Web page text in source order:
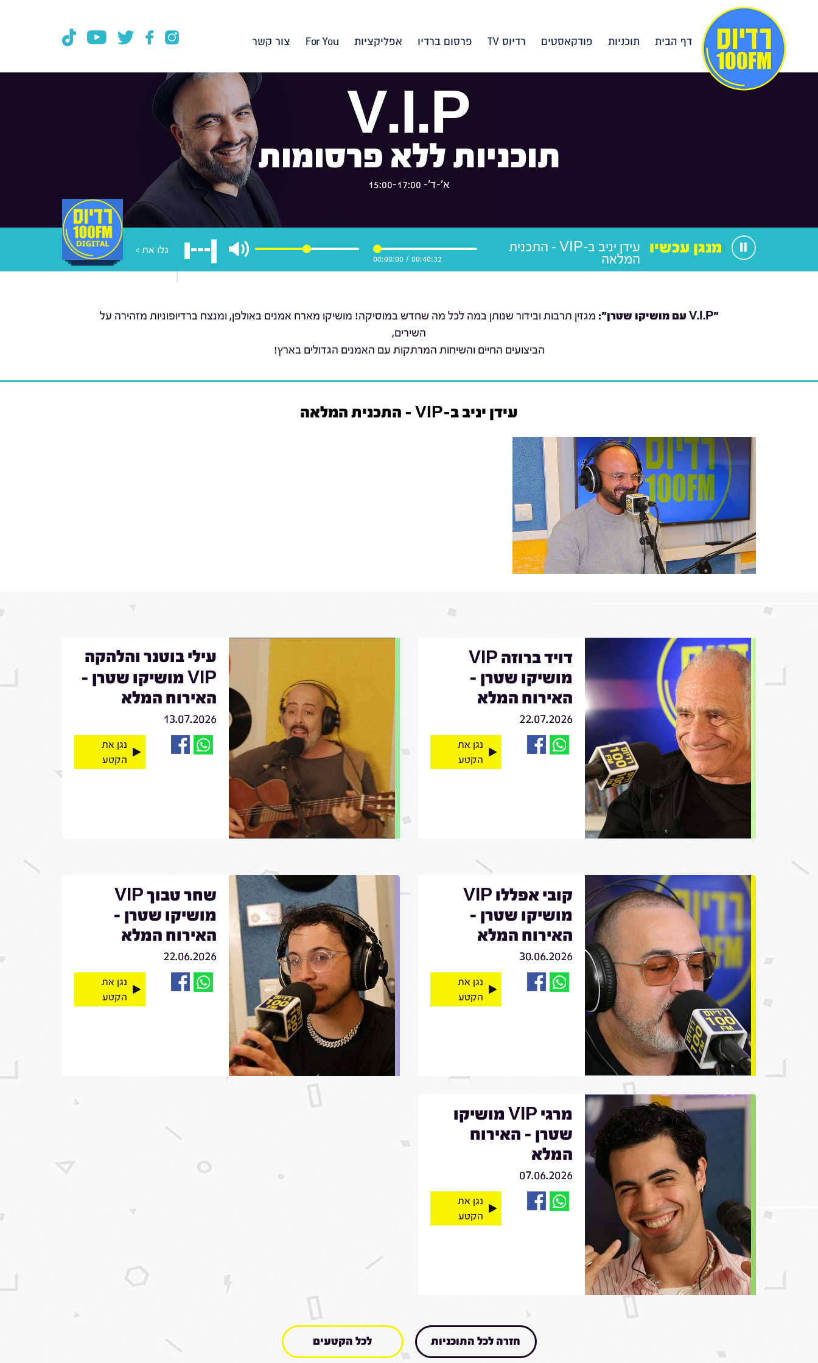
דף הבית תוכניות פודקאסטים רדיוס TV פרסום ברדיו אפליקציות For You צור קשר
V.I.P
תוכניות ללא פרסומות
א'-ד'- 15:00-17:00
גלו את >
00:40:32
/
00:00:00
מנגן עכשיו עידן יניב ב-VIP – התכנית
המלאה
"V.I.P עם מושיקו שטרן ": מגזין תרבות ובידור שנותן במה לכל מה שחדש במוסיקה! מושיקו מארח אמנים באולפן, ומנצח ברדיופוניות מזהירה על
השירים,
הביצועים החיים והשיחות המרתקות עם האמנים הגדולים בארץ!
עידן יניב ב-VIP – התכנית המלאה
דויד ברוזה VIP
מושיקו שטרן -
האירוח המלא
22.07.2026
נגן את
הקטע
עילי בוטנר והלהקה
VIP מושיקו שטרן -
האירוח המלא
13.07.2026
נגן את
הקטע
קובי אפללו VIP
מושיקו שטרן -
האירוח המלא
30.06.2026
נגן את
הקטע
שחר טבוך VIP
מושיקו שטרן -
האירוח המלא
22.06.2026
נגן את
הקטע
מרגי VIP מושיקו
שטרן - האירוח
המלא
07.06.2026
נגן את
הקטע
חזרה לכל התוכניות לכל הקטעים